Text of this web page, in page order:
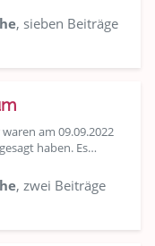
, sieben Beiträge
am 09.09.2022
haben. Es…
, zwei Beiträge